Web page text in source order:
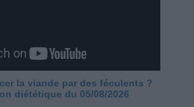
la viande par des féculents ?
diététique du 05/08/2026